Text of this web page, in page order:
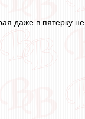
даже в пятерку